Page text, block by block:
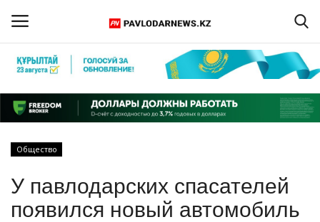
Регистрация
Главная
ПАВЛОДАРСКАЯ ОБЛАСТЬ
Общество
У павлодарских спасателей
появился новый автомобиль